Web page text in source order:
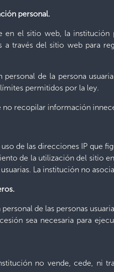
personal.
en el sitio web, la
a través del sitio web para
de la persona
permitidos por la ley.
recopilar información
de las direcciones IP que
de la utilización del sitio
usuarias. La institución no
de las personas
sea necesaria para
no vende, cede, ni